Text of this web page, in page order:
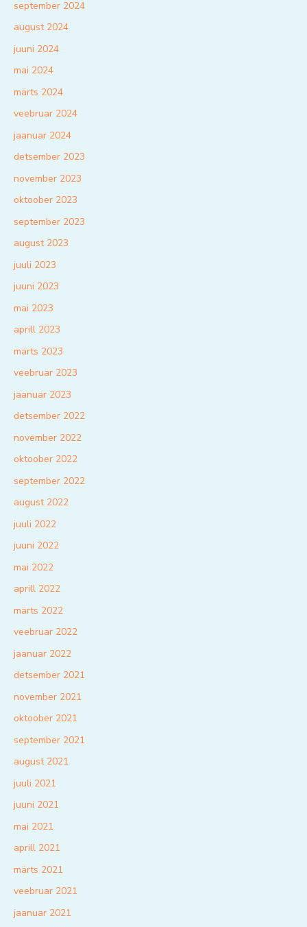
september 2024
august 2024
juuni 2024
mai 2024
märts 2024
veebruar 2024
jaanuar 2024
detsember 2023
november 2023
oktoober 2023
september 2023
august 2023
juuli 2023
juuni 2023
mai 2023
aprill 2023
märts 2023
veebruar 2023
jaanuar 2023
detsember 2022
november 2022
oktoober 2022
september 2022
august 2022
juuli 2022
juuni 2022
mai 2022
aprill 2022
märts 2022
veebruar 2022
jaanuar 2022
detsember 2021
november 2021
oktoober 2021
september 2021
august 2021
juuli 2021
juuni 2021
mai 2021
aprill 2021
märts 2021
veebruar 2021
jaanuar 2021